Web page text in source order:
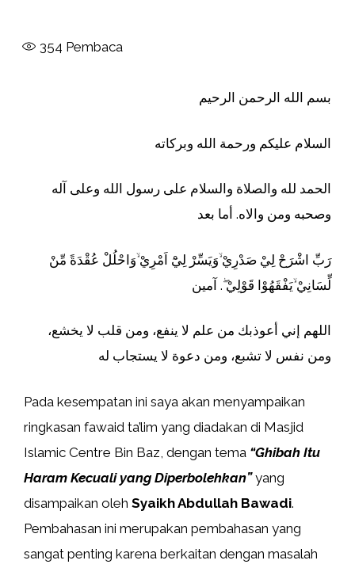
354 Pembaca
بسم الله الرحمن الرحيم
السلام عليكم ورحمة الله وبركاته
الحمد لله والصلاة والسلام على رسول الله وعلى آله
وصحبه ومن والاه. أما بعد
رَبِّ اشْرَحْ لِيْ صَدْرِيْ ۙوَيَسِّرْ لِيْٓ اَمْرِيْ ۙوَاحْلُلْ عُقْدَةً مِّنْ
لِّسَانِيْ ۙيَفْقَهُوْا قَوْلِيْ ۖ. آمين
اللهم إني أعوذبك من علم لا ينفع، ومن قلب لا يخشع،
ومن نفس لا تشبع، ومن دعوة لا يستجاب له
Pada kesempatan ini saya akan menyampaikan
ringkasan fawaid ta’lim yang diadakan di Masjid
Islamic Centre Bin Baz, dengan tema “Ghibah Itu
Haram Kecuali yang Diperbolehkan”yang
disampaikan oleh Syaikh Abdullah Bawadi.
Pembahasan ini merupakan pembahasan yang
sangat penting karena berkaitan dengan masalah